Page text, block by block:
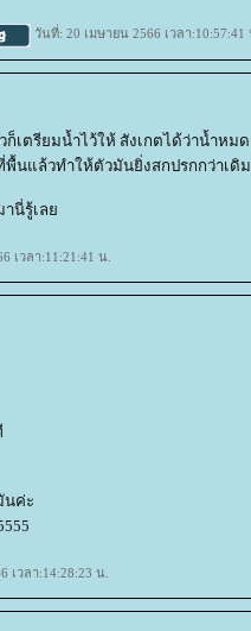
วันที่: 20 เมษายน 2566 เวลา:10:57:41
ตรียมน้ำไว้ให้ สังเกตได้ว่าน้ำหม
นแล้วทำให้ตัวมันยิ่งสกปรกกว่าเดิม
านี่รู้เล
เวลา:11:21:41 น.
นค่ะ
เวลา:14:28:23 น.